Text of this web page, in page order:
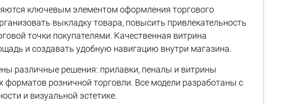
ключевым элементом оформления торгового
выкладку товара, повысить привлекательность
точки покупателями. Качественная витрина
и создавать удобную навигацию внутри магазина.
различные решения: прилавки, пеналы и витрины
розничной торговли. Все модели разработаны с
и визуальной эстетике.